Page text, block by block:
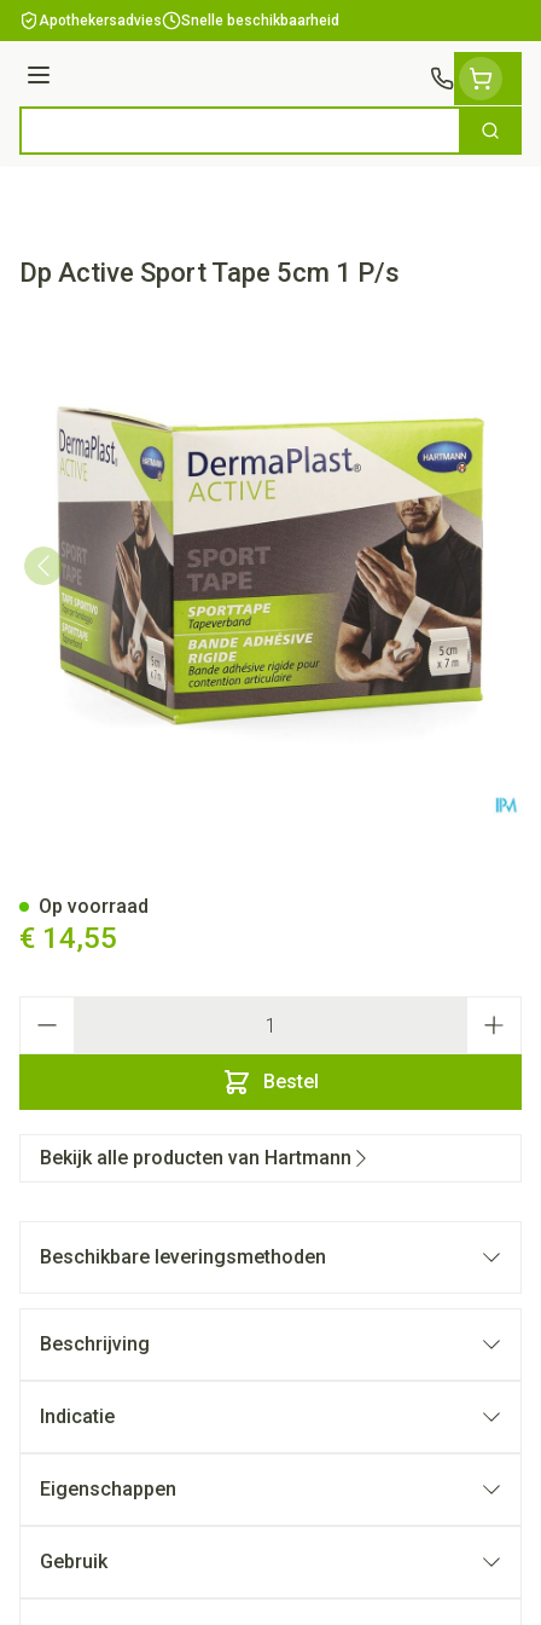
Ga naar de inhoud
Apothekersadvies Snelle beschikbaarheid
Menu
Zoek
Dp Active Sport Tape 5cm 1 P/s
€ 14,55
Bestel
Op voorraad
Bekijk alle producten van Hartmann
Beschikbare leveringsmethoden
Beschrijving
Indicatie
Eigenschappen
Gebruik